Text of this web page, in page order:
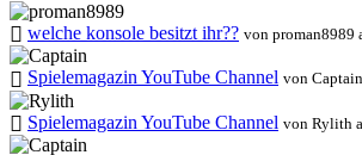
welche konsole besitzt ihr?? von proman8989
Spielemagazin YouTube Channel von
Spielemagazin YouTube Channel von Rylith